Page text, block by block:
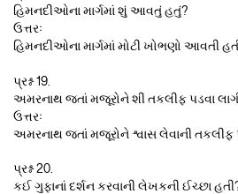
હિમનદીઓના માર્ગમાં શું આવતું હતું?
ઉત્તરઃ
હિમનદીઓના માર્ગમાં મોટી ખોભણો આવતી
પ્રશ્ન 19.
અમરનાથ જતાં મજૂરોને શી તકલીફ પડવા
ઉત્તરઃ
અમરનાથ જતાં મજૂરોને શ્વાસ લેવાની તકલીફ
પ્રશ્ન 20.
કઈ ગુફાનાં દર્શન કરવાની લેખકની ઈચ્છા